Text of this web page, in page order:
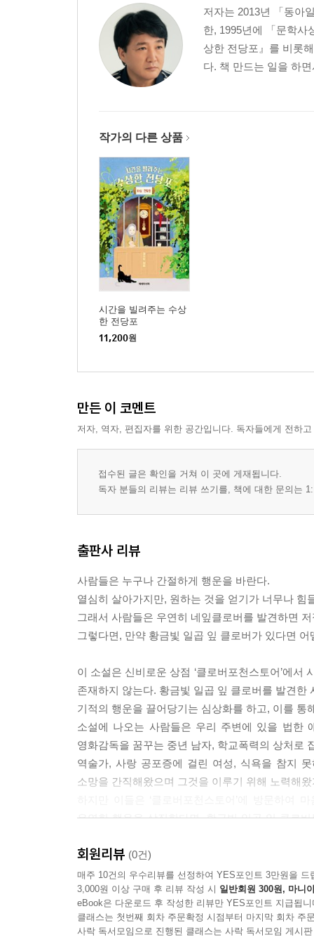
저자는 2013년 「동아
한, 1995년에 「문학사
상한 전당포』를 비롯
다. 책 만드는 일을 하
작가의 다른 상품
시간을 빌려주는 수상
한 전당포
11,200원
만든 이 코멘트
저자, 역자, 편집자를 위한 공간입니다. 독자들에게 전하
접수된 글은 확인을 거쳐 이 곳에 게재됩니다.
독자 분들의 리뷰는 리뷰 쓰기를, 책에 대한 문의는
출판사 리뷰
사람들은 누구나 간절하게 행운을 바란다.
열심히 살아가지만, 원하는 것을 얻기가 너무나 힘
그래서 사람들은 우연히 네잎클로버를 발견하면
그렇다면, 만약 황금빛 일곱 잎 클로버가 있다면 어
이 소설은 신비로운 상점 ‘클로버포천스토어’에서
존재하지 않는다. 황금빛 일곱 잎 클로버를 발견
기적의 행운을 끌어당기는 심상화를 하고, 이를 통
소설에 나오는 사람들은 우리 주변에 있을 법한
영화감독을 꿈꾸는 중년 남자, 학교폭력의 상처로
역술가, 사랑 공포증에 걸린 여성, 식욕을 참지
소망을 간직해왔으며 그것을 이루기 위해 노력해
우연한 행운을 상징한다면, 황금빛 일곱 잎 클로
절절한 사랑이 그리워지는 시대다.
세상이 빠르게 변하면서, 사랑도 빨리 달아오르고
사랑하는 사람을 위해 기꺼이 자신을 희생할 수 있
이 소설의 여대생 지희는 사랑하는 남자친구를 위
회원리뷰 (0건)
매주 10건의 우수리뷰를 선정하여 YES포인트 3만원을 드
3,000원 이상 구매 후 리뷰 작성 시 일반회원 300원, 마니
eBook은 다운로드 후 작성한 리뷰만 YES포인트 지급됩니
클래스는 첫번째 회차 주문확정 시점부터 마지막 회차 주
사락 독서모임으로 진행된 클래스는 사락 독서모임 게시